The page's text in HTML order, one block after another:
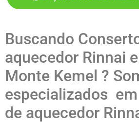
Buscando
aquecedor Rinnai
Monte Kemel ?
especializados
de aquecedor